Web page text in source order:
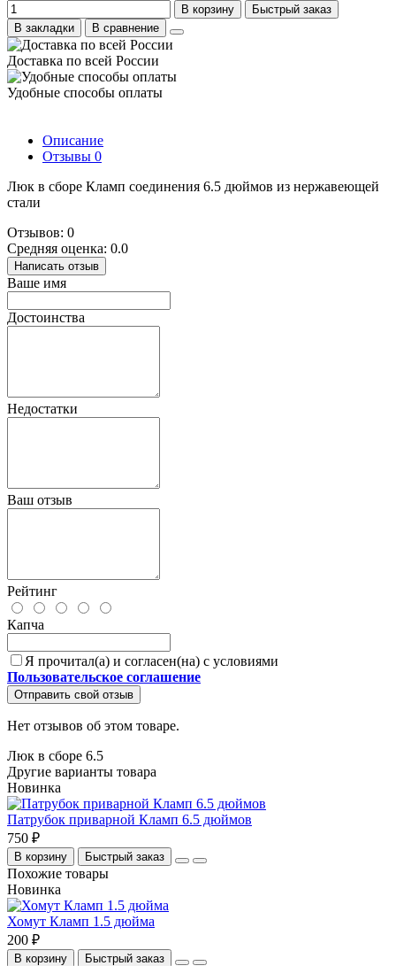
В корзину
Быстрый заказ
В закладки
В сравнение
Доставка по всей России
Удобные способы оплаты
Описание
Отзывы 0
Люк в сборе Кламп соединения 6.5 дюймов из нержавеющей
стали
Отзывов: 0
Средняя оценка: 0.0
Написать отзыв
Ваше имя
Достоинства
Недостатки
Ваш отзыв
Рейтинг
Капча
Я прочитал(а) и согласен(на) с условиями
Пользовательское соглашение
Отправить свой отзыв
Нет отзывов об этом товаре.
Люк в сборе 6.5
Другие варианты товара
Новинка
Патрубок приварной Кламп 6.5 дюймов
750 ₽
В корзину Быстрый заказ
Похожие товары
Новинка
Хомут Кламп 1.5 дюйма
200 ₽
В корзину Быстрый заказ